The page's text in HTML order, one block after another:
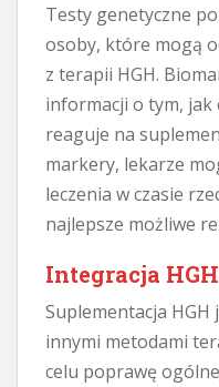
Testy genetyczne
osoby, które mogą
z terapii HGH.
informacji o tym,
reaguje na
markery, lekarze
leczenia w czasie
najlepsze możliwe
Integracja
Suplementacja HGH
innymi metodami
celu poprawę